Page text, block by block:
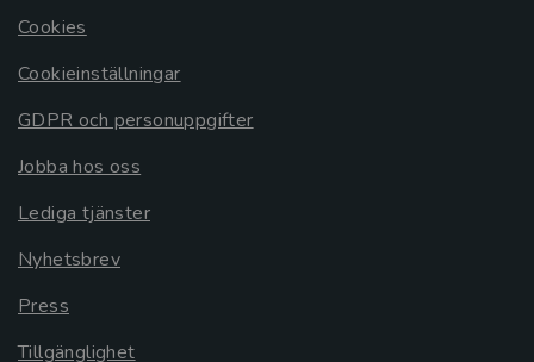
Cookies
Cookieinställningar
GDPR och personuppgifter
Jobba hos oss
Lediga tjänster
Nyhetsbrev
Press
Tillgänglighet